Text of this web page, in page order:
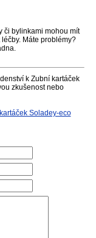
či bylinkami mohou mít
Máte problémy?
k Zubní kartáček
zkušenost nebo
Soladey-eco